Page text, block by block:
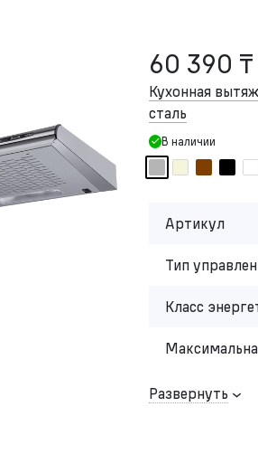
60 390 ₸
Кухонная
сталь
В наличии
Артикул
Тип
Класс
Развернуть